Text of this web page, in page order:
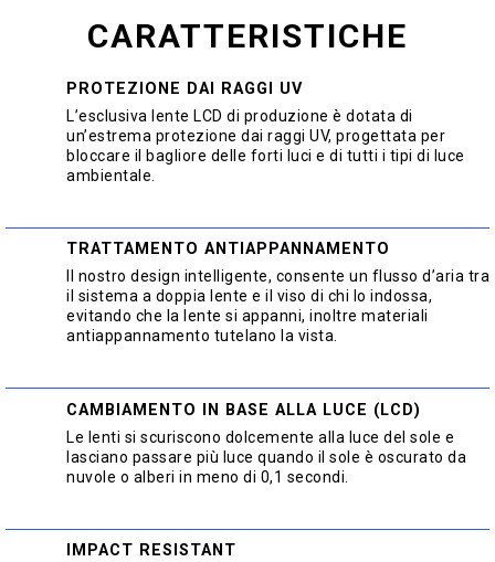
CARATTERISTICHE
PROTEZIONE DAI RAGGI UV
L’esclusiva lente LCD di produzione è dotata di
un’estrema protezione dai raggi UV, progettata per
bloccare il bagliore delle forti luci e di tutti i tipi di luce
ambientale.
TRATTAMENTO ANTIAPPANNAMENTO
Il nostro design intelligente, consente un flusso d’aria tra
il sistema a doppia lente e il viso di chi lo indossa,
evitando che la lente si appanni, inoltre materiali
antiappannamento tutelano la vista.
CAMBIAMENTO IN BASE ALLA LUCE (LCD)
Le lenti si scuriscono dolcemente alla luce del sole e
lasciano passare più luce quando il sole è oscurato da
nuvole o alberi in meno di 0,1 secondi.
IMPACT RESISTANT